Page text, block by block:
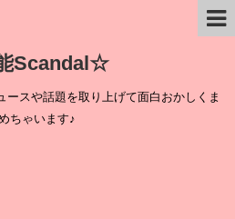
Scandal☆
ースや話題を取り上げて面白おかしくま
ちゃいます♪